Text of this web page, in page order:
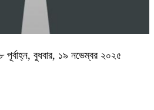
বুধবার, ১৯ নভেম্বর ২০২৫